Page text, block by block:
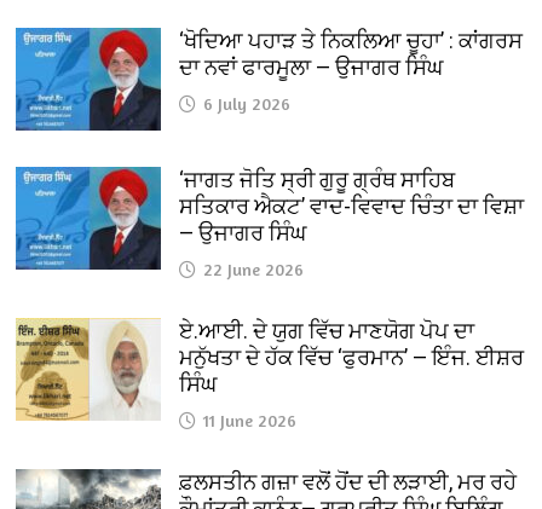
‘ਖੋਦਿਆ ਪਹਾੜ ਤੇ ਨਿਕਲਿਆ ਚੂਹਾ’ : ਕਾਂਗਰਸ
ਦਾ ਨਵਾਂ ਫਾਰਮੂਲਾ — ਉਜਾਗਰ ਸਿੰਘ
6 July 2026
‘ਜਾਗਤ ਜੋਤਿ ਸ੍ਰੀ ਗੁਰੂ ਗ੍ਰੰਥ ਸਾਹਿਬ
ਸਤਿਕਾਰ ਐਕਟ’ ਵਾਦ-ਵਿਵਾਦ ਚਿੰਤਾ ਦਾ ਵਿਸ਼ਾ
— ਉਜਾਗਰ ਸਿੰਘ
22 June 2026
ਏ.ਆਈ. ਦੇ ਯੁਗ ਵਿੱਚ ਮਾਣਯੋਗ ਪੋਪ ਦਾ
ਮਨੁੱਖਤਾ ਦੇ ਹੱਕ ਵਿੱਚ ‘ਫੁਰਮਾਨ’ — ਇੰਜ. ਈਸ਼ਰ
ਸਿੰਘ
11 June 2026
ਫ਼ਲਸਤੀਨ ਗਜ਼ਾ ਵਲੋਂ ਹੋਂਦ ਦੀ ਲੜਾਈ, ਮਰ ਰਹੇ